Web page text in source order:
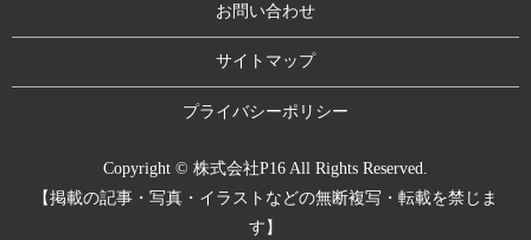
お問い合わせ
サイトマップ
プライバシーポリシー
Copyright © 株式会社P16 All Rights Reserved.
【掲載の記事・写真・イラストなどの無断複写・転載を禁じま
す】